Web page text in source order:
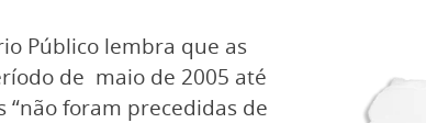
Público lembra que as
de maio de 2005 até
“não foram precedidas de